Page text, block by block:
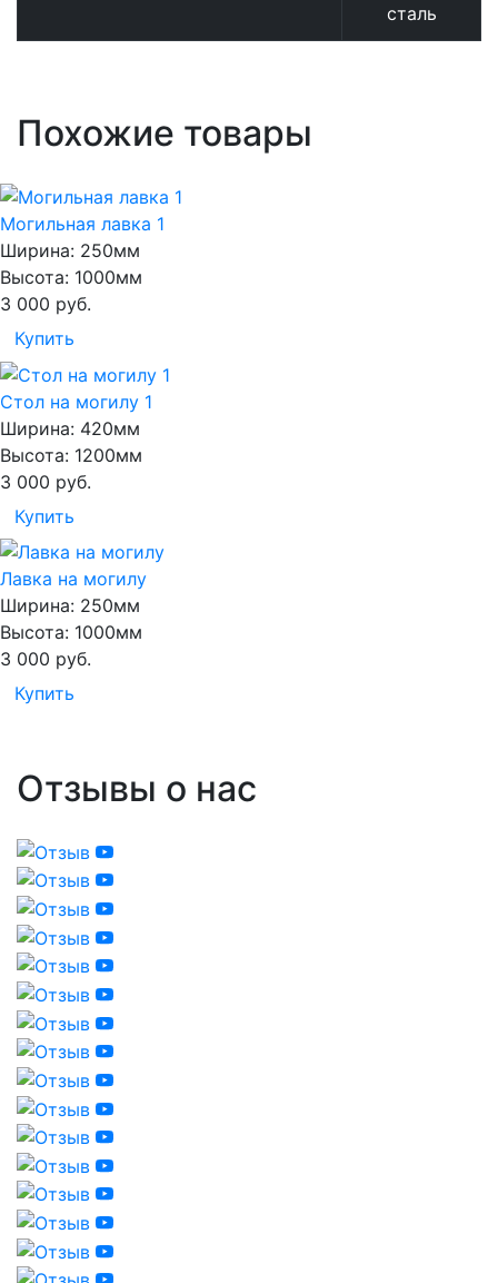
сталь
Похожие товары
Могильная лавка 1
Ширина: 250мм
Высота: 1000мм
3 000 руб.
Купить
Стол на могилу 1
Ширина: 420мм
Высота: 1200мм
3 000 руб.
Купить
Лавка на могилу
Ширина: 250мм
Высота: 1000мм
3 000 руб.
Купить
Отзывы о нас